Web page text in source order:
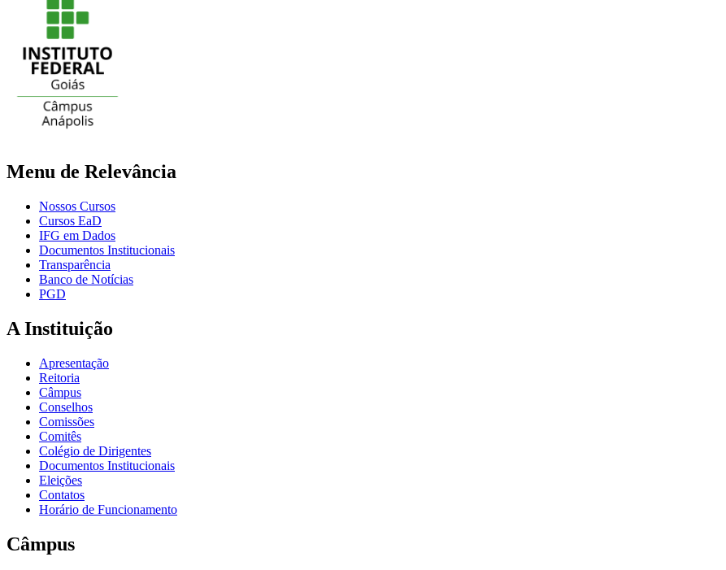
Menu de Relevância
Nossos Cursos
Cursos EaD
IFG em Dados
Documentos Institucionais
Transparência
Banco de Notícias
PGD
A Instituição
Apresentação
Reitoria
Câmpus
Conselhos
Comissões
Comitês
Colégio de Dirigentes
Documentos Institucionais
Eleições
Contatos
Horário de Funcionamento
Câmpus